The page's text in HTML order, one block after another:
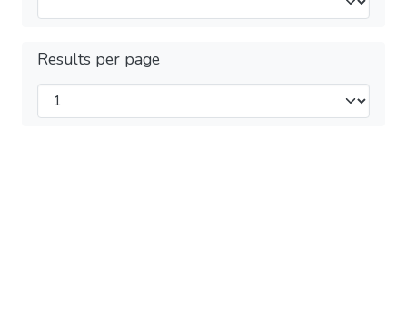
Results per page